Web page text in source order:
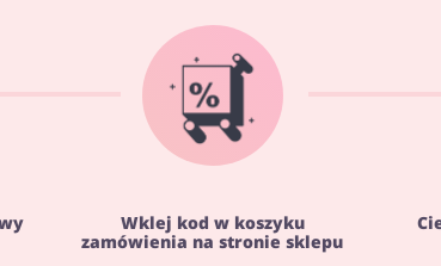
Wklej kod w koszyku
zamówienia na stronie sklepu